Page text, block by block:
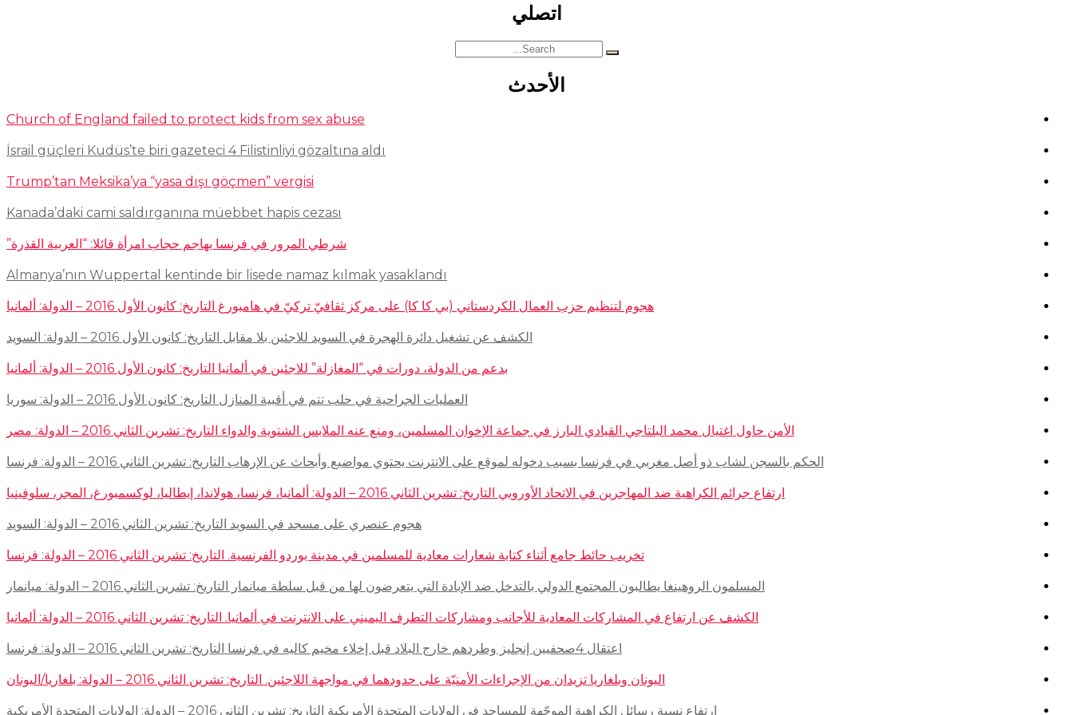
اتصلي
Search
for:
الأحدث
Church of England failed to protect kids from sex abuse
İsrail güçleri Kudüs’te biri gazeteci 4 Filistinliyi gözaltına aldı
Trump’tan Meksika’ya “yasa dışı göçmen” vergisi
Kanada’daki cami saldırganına müebbet hapis cezası
شرطي المرور في فرنسا يهاجم حجاب امرأة قائلا: “العربية القذرة”
Almanya’nın Wuppertal kentinde bir lisede namaz kılmak yasaklandı
هجوم لتنظيم حزب العمال الكردستاني (بي كا كا) على مركز ثقافيّ تركيّ في هامبورغ التاريخ: كانون الأول 2016 – الدولة: ألمانيا
الكشف عن تشغيل دائرة الهجرة في السويد للاجئين بلا مقابل التاريخ: كانون الأول 2016 – الدولة: السويد
بدعم من الدولة، دورات في “المغازلة” للاجئين في ألمانيا التاريخ: كانون الأول 2016 – الدولة: ألمانيا
العمليات الجراحية في حلب تتم في أقبية المنازل التاريخ: كانون الأول 2016 – الدولة: سوريا
الأمن حاول اغتيال محمد البلتاجي القيادي البارز في جماعة الإخوان المسلمين، ومنع عنه الملابس الشتوية والدواء التاريخ: تشرين الثاني 2016 – الدولة: مصر
الحكم بالسجن لشاب ذو أصل مغربي في فرنسا بسبب دخوله لموقع على الانترنت يحتوي مواضيع وأبحاث عن الإرهاب التاريخ: تشرين الثاني 2016 – الدولة: فرنسا
ارتفاع جرائم الكراهية ضد المهاجرين في الاتحاد الأوروبي التاريخ: تشرين الثاني 2016 – الدولة: ألمانيا، فرنسا، هولاندا، إيطاليا، لوكسمبورغ، المجر، سلوفينيا
هجوم عنصري على مسجد في السويد التاريخ: تشرين الثاني 2016 – الدولة: السويد
تخريب حائط جامع أثناء كتابة شعارات معادية للمسلمين في مدينة بوردو الفرنسية. التاريخ: تشرين الثاني 2016 – الدولة: فرنسا
المسلمون الروهينغا يطالبون المجتمع الدولي بالتدخل ضد الإبادة التي يتعرضون لها من قبل سلطة ميانمار التاريخ: تشرين الثاني 2016 – الدولة: ميانمار
الكشف عن ارتفاع في المشاركات المعادية للأجانب ومشاركات التطرف اليميني على الانترنت في ألمانيا. التاريخ: تشرين الثاني 2016 – الدولة: ألمانيا
اعتقال 4صحفيين إنجليز وطردهم خارج البلاد قبل إخلاء مخيم كاليه في فرنسا التاريخ: تشرين الثاني 2016 – الدولة: فرنسا
اليونان وبلغاريا تزيدان من الإجراءات الأمنيّة على حدودهما في مواجهة اللاجئين. التاريخ: تشرين الثاني 2016 – الدولة: بلغاريا/اليونان
ارتفاع نسبة رسائل الكراهية الموجّهة للمساجد في الولايات المتحدة الأمريكية التاريخ: تشرين الثاني 2016 – الدولة: الولايات المتحدة الأمريكية